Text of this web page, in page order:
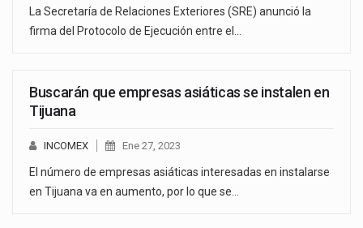
La Secretaría de Relaciones Exteriores (SRE) anunció la
firma del Protocolo de Ejecución entre el…
Buscarán que empresas asiáticas se instalen en
Tijuana
INCOMEX Ene 27, 2023
El número de empresas asiáticas interesadas en instalarse
en Tijuana va en aumento, por lo que se…